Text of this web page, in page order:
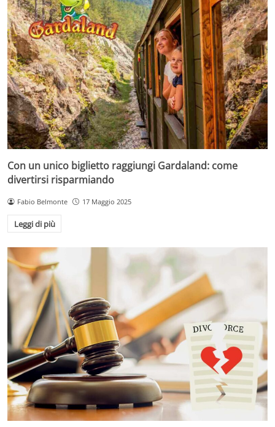
Con un unico biglietto raggiungi Gardaland: come
divertirsi risparmiando
Fabio Belmonte 17 Maggio 2025
Leggi di più